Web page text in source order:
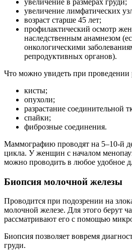
увеличение лимфатических
возраст старше 45 лет;
профилактический осмотр
наследственным анамнезом
онкологическими
репродуктивных органов).
Что можно увидеть при проведении
кисты;
опухоли;
разрастание соединительной
спайки;
фиброзные соединения.
Маммографию проводят на 5–10-й
цикла. У женщин с началом
можно проводить в любое удобное
Биопсия молочной железы
Проводится при подозрении на
молочной железе. Для этого берут
рассматривают его с помощью
Биопсия позволяет вовремя
груди.